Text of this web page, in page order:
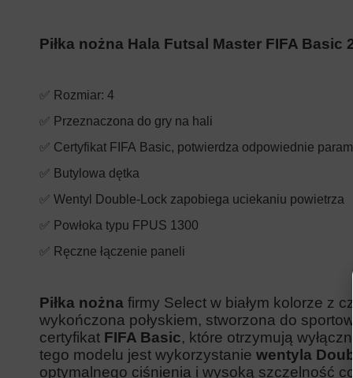
Piłka nożna Hala Futsal Master FIFA Basic
✅ Rozmiar: 4
✅ Przeznaczona do gry na hali
✅ Certyfikat FIFA Basic, potwierdza odpowiednie
✅ Butylowa dętka
✅ Wentyl Double-Lock zapobiega uciekaniu powietrza
✅ Powłoka typu FPUS 1300
✅ Ręczne łączenie paneli
Piłka nożna firmy Select w białym kolorze z
wykończona połyskiem, stworzona do
certyfikat FIFA Basic, które otrzymują
tego modelu jest wykorzystanie wentyla
optymalnego ciśnienia i wysoką szczelność co